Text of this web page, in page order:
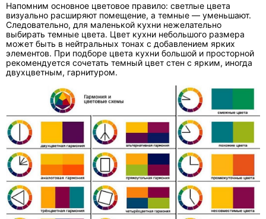
Напомним основное цветовое правило: светлые цвета
визуально расширяют помещение, а темные — уменьшают.
Следовательно, для маленькой кухни нежелательно
выбирать темные цвета. Цвет кухни небольшого размера
может быть в нейтральных тонах с добавлением ярких
элементов. При подборе цвета кухни большой и просторной
рекомендуется сочетать темный цвет стен с ярким, иногда
двухцветным, гарнитуром.